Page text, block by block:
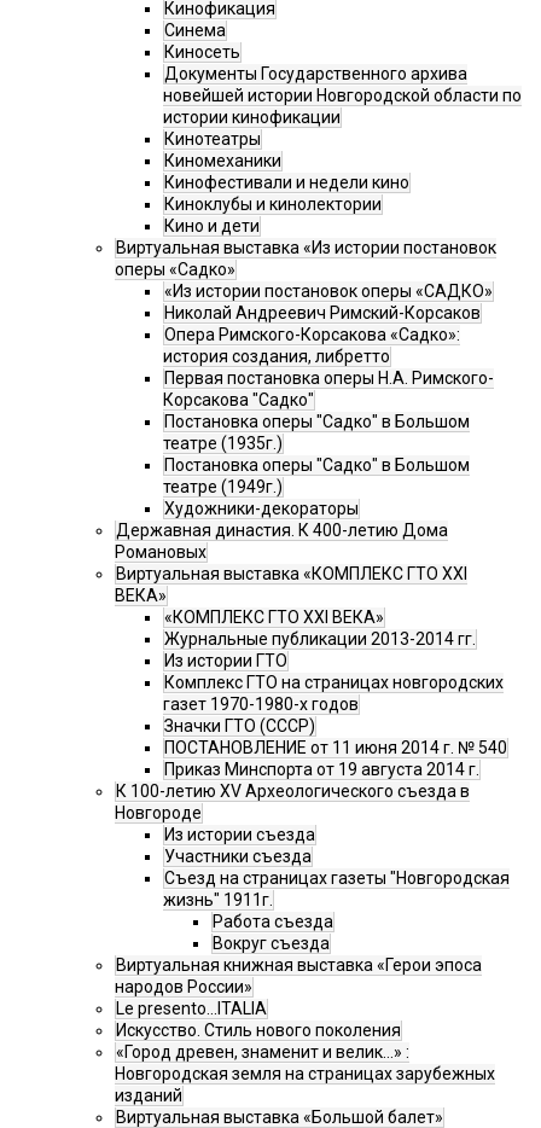
Кинофикация
Синема
Киносеть
Документы Государственного архива
новейшей истории Новгородской области по
истории кинофикации
Кинотеатры
Киномеханики
Кинофестивали и недели кино
Киноклубы и кинолектории
Кино и дети
Виртуальная выставка «Из истории постановок
оперы «Садко»
«Из истории постановок оперы «САДКО»
Николай Андреевич Римский-Корсаков
Опера Римского-Корсакова «Садко»:
история создания, либретто
Первая постановка оперы Н.А. Римского-
Корсакова "Садко"
Постановка оперы "Садко" в Большом
театре (1935г.)
Постановка оперы "Садко" в Большом
театре (1949г.)
Художники-декораторы
Державная династия. К 400-летию Дома
Романовых
Виртуальная выставка «КОМПЛЕКС ГТО XXI
ВЕКА»
«КОМПЛЕКС ГТО XXI ВЕКА»
Журнальные публикации 2013-2014 гг.
Из истории ГТО
Комплекс ГТО на страницах новгородских
газет 1970-1980-х годов
Значки ГТО (СССР)
ПОСТАНОВЛЕНИЕ от 11 июня 2014 г. № 540
Приказ Минспорта от 19 августа 2014 г.
К 100-летию XV Археологического съезда в
Новгороде
Из истории съезда
Участники съезда
Cъезд на страницах газеты "Новгородская
жизнь" 1911г.
Работа съезда
Вокруг съезда
Виртуальная книжная выставка «Герои эпоса
народов России»
Le presento...ITALIA
Искусство. Стиль нового поколения
«Город древен, знаменит и велик…» :
Новгородская земля на страницах зарубежных
изданий
Виртуальная выставка «Большой балет»